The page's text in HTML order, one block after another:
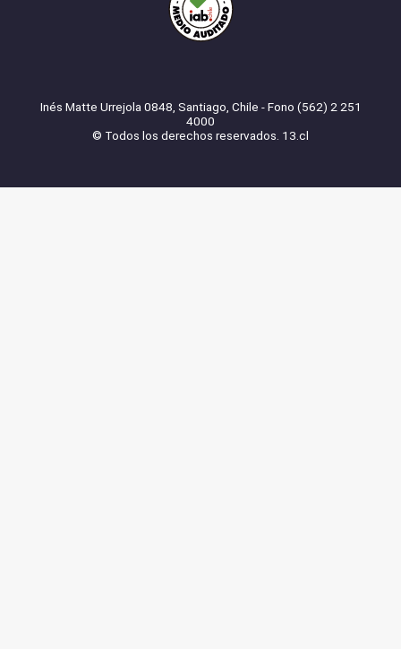
Inés Matte Urrejola 0848, Santiago, Chile - Fono (562) 2 251
4000
© Todos los derechos reservados. 13.cl